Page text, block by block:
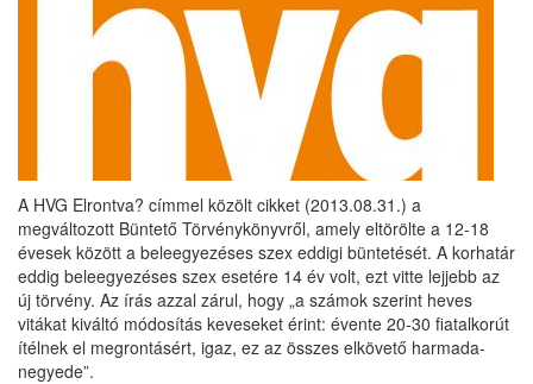
A HVG Elrontva? címmel közölt cikket (2013.08.31.) a
megváltozott Büntető Törvénykönyvről, amely eltörölte a 12-18
évesek között a beleegyezéses szex eddigi büntetését. A korhatár
eddig beleegyezéses szex esetére 14 év volt, ezt vitte lejjebb az
új törvény. Az írás azzal zárul, hogy „a számok szerint heves
vitákat kiváltó módosítás keveseket érint: évente 20-30 fiatalkorút
ítélnek el megrontásért, igaz, ez az összes elkövető harmada-
negyede”.